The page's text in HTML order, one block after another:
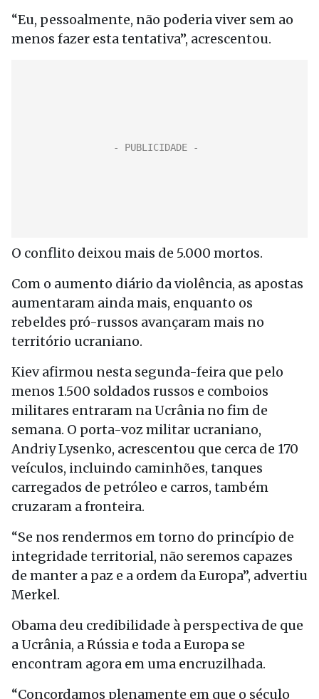
“Eu, pessoalmente, não poderia viver sem ao
menos fazer esta tentativa”, acrescentou.
O conflito deixou mais de 5.000 mortos.
Com o aumento diário da violência, as apostas
aumentaram ainda mais, enquanto os
rebeldes pró-russos avançaram mais no
território ucraniano.
Kiev afirmou nesta segunda-feira que pelo
menos 1.500 soldados russos e comboios
militares entraram na Ucrânia no fim de
semana. O porta-voz militar ucraniano,
Andriy Lysenko, acrescentou que cerca de 170
veículos, incluindo caminhões, tanques
carregados de petróleo e carros, também
cruzaram a fronteira.
“Se nos rendermos em torno do princípio de
integridade territorial, não seremos capazes
de manter a paz e a ordem da Europa”, advertiu
Merkel.
Obama deu credibilidade à perspectiva de que
a Ucrânia, a Rússia e toda a Europa se
encontram agora em uma encruzilhada.
“Concordamos plenamente em que o século